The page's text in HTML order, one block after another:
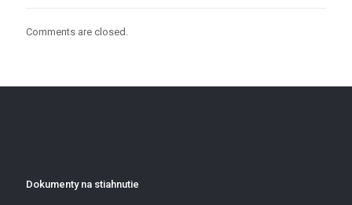
Comments are closed.
Dokumenty na stiahnutie